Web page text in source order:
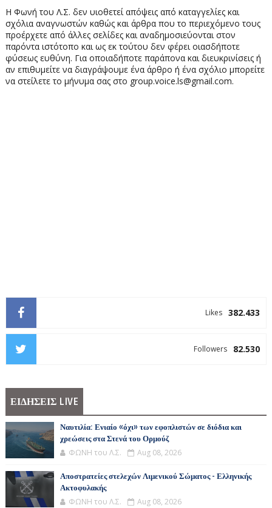
Η Φωνή του Λ.Σ. δεν υιοθετεί απόψεις από καταγγελίες και
σχόλια αναγνωστών καθώς και άρθρα που το περιεχόμενο τους
προέρχετε από άλλες σελίδες και αναδημοσιεύονται στον
παρόντα ιστότοπο και ως εκ τούτου δεν φέρει οιασδήποτε
φύσεως ευθύνη. Για οποιαδήποτε παράπονα και διευκρινίσεις ή
αν επιθυμείτε να διαγράψουμε ένα άρθρο ή ένα σχόλιο μπορείτε
να στείλετε το μήνυμα σας στο group.voice.ls@gmail.com.
382.433
Likes
82.530
Followers
ΕΙΔΗΣΕΙΣ LIVE
Ναυτιλία: Ενιαίο «όχι» των εφοπλιστών σε διόδια και
χρεώσεις στα Στενά του Ορμούζ
ΦΩΝΗ του Λ.Σ. Aug 08, 2026
Αποστρατείες στελεχών Λιμενικού Σώματος - Ελληνικής
Ακτοφυλακής
ΦΩΝΗ του Λ.Σ. Aug 08, 2026